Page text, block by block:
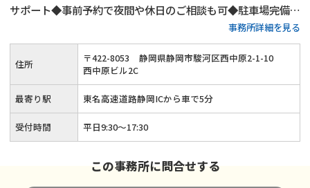
サポート◆事前予約で夜間や休日のご相談も可◆駐車場完備
◆JR「安倍川駅」から車で7分・東名高速道路静岡ICから車で
5分
事務所詳細を見る
住所 〒422-8053
静岡県静岡市駿河区西中原2-1-10
西中原ビル2C
最寄り駅 東名高速道路静岡ICから車で5分
受付時間 平日9:30〜17:30
この事務所に問合せする